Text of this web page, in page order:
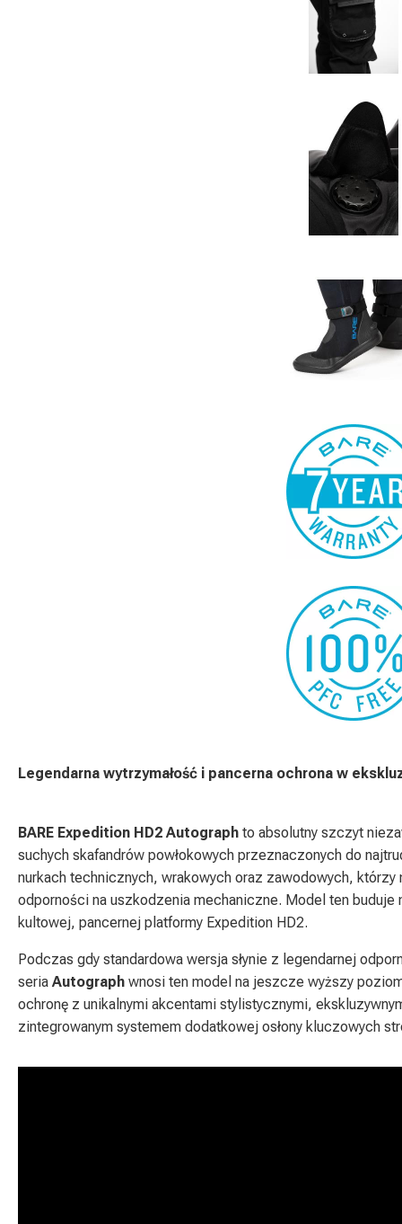
Legendarna wytrzymałość i pancerna ochrona w
BARE Expedition HD2 Autograph to absolutny szczyt
suchych skafandrów powłokowych przeznaczonych do
nurkach technicznych, wrakowych oraz zawodowych,
odporności na uszkodzenia mechaniczne. Model ten
kultowej, pancernej platformy Expedition HD2.
Podczas gdy standardowa wersja słynie z legendarnej
seria Autograph wnosi ten model na jeszcze wyższy
ochronę z unikalnymi akcentami stylistycznymi,
zintegrowanym systemem dodatkowej osłony kluczowych